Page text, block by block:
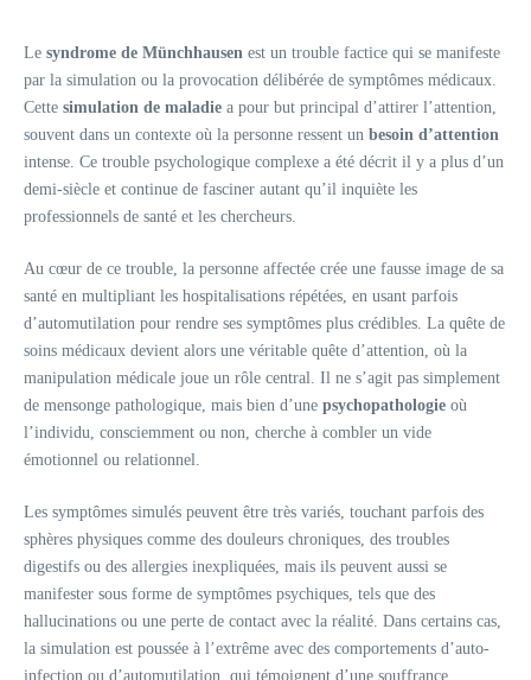
Le syndrome de Münchhausen est un trouble factice qui se manifeste
par la simulation ou la provocation délibérée de symptômes médicaux.
Cette simulation de maladie a pour but principal d’attirer l’attention,
souvent dans un contexte où la personne ressent un besoin d’attention
intense. Ce trouble psychologique complexe a été décrit il y a plus d’un
demi-siècle et continue de fasciner autant qu’il inquiète les
professionnels de santé et les chercheurs.
Au cœur de ce trouble, la personne affectée crée une fausse image de sa
santé en multipliant les hospitalisations répétées, en usant parfois
d’automutilation pour rendre ses symptômes plus crédibles. La quête de
soins médicaux devient alors une véritable quête d’attention, où la
manipulation médicale joue un rôle central. Il ne s’agit pas simplement
de mensonge pathologique, mais bien d’une psychopathologie où
l’individu, consciemment ou non, cherche à combler un vide
émotionnel ou relationnel.
Les symptômes simulés peuvent être très variés, touchant parfois des
sphères physiques comme des douleurs chroniques, des troubles
digestifs ou des allergies inexpliquées, mais ils peuvent aussi se
manifester sous forme de symptômes psychiques, tels que des
hallucinations ou une perte de contact avec la réalité. Dans certains cas,
la simulation est poussée à l’extrême avec des comportements d’auto-
infection ou d’automutilation, qui témoignent d’une souffrance